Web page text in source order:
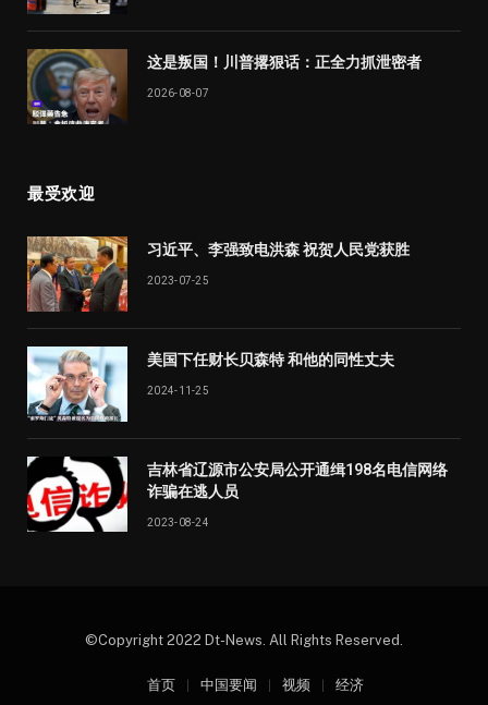
这是叛国！川普撂狠话：正全力抓泄密者
2026-08-07
最受欢迎
习近平、李强致电洪森 祝贺人民党获胜
2023-07-25
美国下任财长贝森特 和他的同性丈夫
2024-11-25
吉林省辽源市公安局公开通缉198名电信网络
诈骗在逃人员
2023-08-24
©Copyright 2022 Dt-News. All Rights Reserved.
首页 中国要闻 视频 经济